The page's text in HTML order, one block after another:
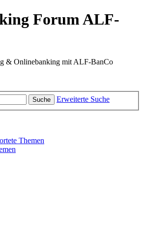
Forum ALF-
& Onlinebanking mit ALF-BanCo
Suche Erweiterte Suche
Themen